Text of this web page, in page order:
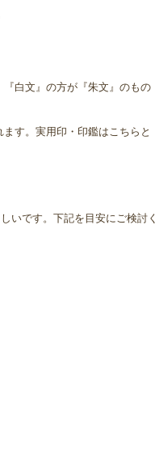
白文』の方が『朱文』のもの
す。実用印・印鑑はこちらと
いです。下記を目安にご検討く